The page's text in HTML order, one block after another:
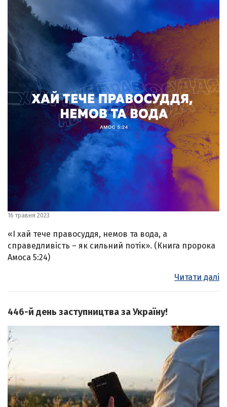
16 травня 2023
«І хай тече правосуддя, немов та вода, а
справедливість – як сильний потік». (Книга пророка
Амоса 5:24)
Читати далі
446-й день заступництва за Україну!